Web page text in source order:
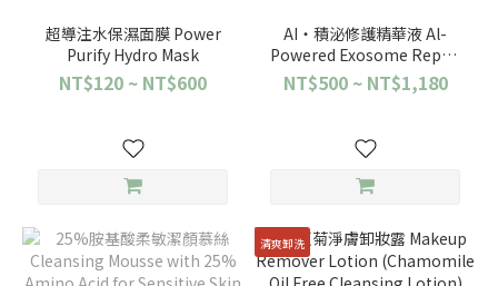
超導注水保濕面膜 Power
Purify Hydro Mask
NT$120 ~ NT$600
AI‧積泌修護精華液 Al-
Powered Exosome Repair
Essence
NT$500 ~ NT$1,180
清爽卸洗